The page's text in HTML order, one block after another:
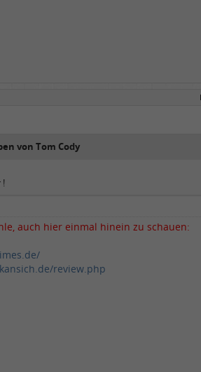
von Tom Cody
!
auch hier einmal hinein zu schauen:
review.php